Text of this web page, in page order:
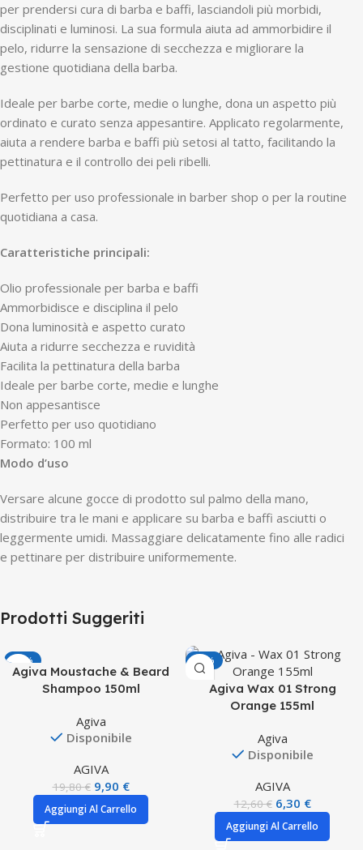
per prendersi cura di barba e baffi, lasciandoli più morbidi,
disciplinati e luminosi. La sua formula aiuta ad ammorbidire il
pelo, ridurre la sensazione di secchezza e migliorare la
gestione quotidiana della barba.
Ideale per barbe corte, medie o lunghe, dona un aspetto più
ordinato e curato senza appesantire. Applicato regolarmente,
aiuta a rendere barba e baffi più setosi al tatto, facilitando la
pettinatura e il controllo dei peli ribelli.
Perfetto per uso professionale in barber shop o per la routine
quotidiana a casa.
Caratteristiche principali:
Olio professionale per barba e baffi
Ammorbidisce e disciplina il pelo
Dona luminosità e aspetto curato
Aiuta a ridurre secchezza e ruvidità
Facilita la pettinatura della barba
Ideale per barbe corte, medie e lunghe
Non appesantisce
Perfetto per uso quotidiano
Formato: 100 ml
Modo d’uso
Versare alcune gocce di prodotto sul palmo della mano,
distribuire tra le mani e applicare su barba e baffi asciutti o
leggermente umidi. Massaggiare delicatamente fino alle radici
e pettinare per distribuire uniformemente.
Prodotti Suggeriti
-50%
Agiva Moustache & Beard
Shampoo 150ml
Agiva
Disponibile
AGIVA
19,80€ 9,90 €
Aggiungi Al Carrello
-50%
Agiva Wax 01 Strong
Orange 155ml
Agiva
Disponibile
AGIVA
12,60€ 6,30 €
Aggiungi Al Carrello